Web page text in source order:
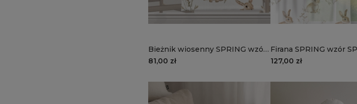
Bieżnik wiosenny SPRING wzór
SP24 | zajączki
81,00 zł
Firana SPRING wzór
zajączki
127,00 zł